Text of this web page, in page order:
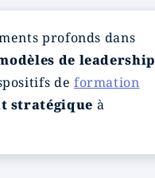
profonds dans
de leadership
de formation
stratégique à